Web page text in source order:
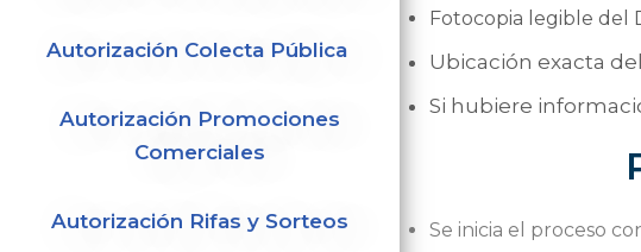
Autorización Colecta Pública
Autorización Promociones
Comerciales
Autorización Rifas y Sorteos
Fotocopia legible del
Ubicación exacta
Si hubiere
Se inicia el proceso